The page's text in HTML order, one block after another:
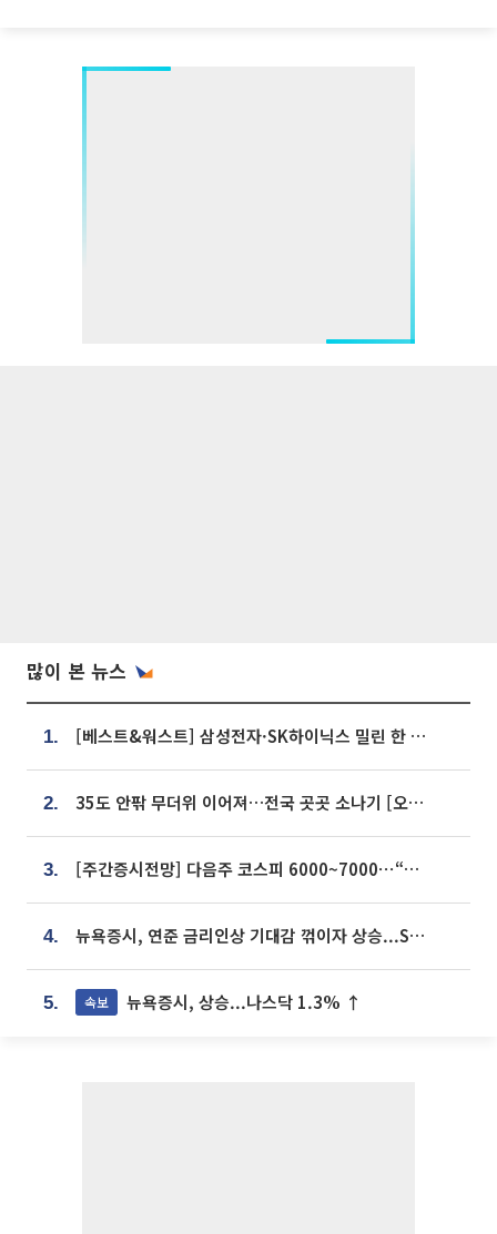
많이 본 뉴스
1. [베스트&워스트] 삼성전자·SK하이닉스 밀린 한 주…상상인증권은 85% 급등
2. 35도 안팎 무더위 이어져…전국 곳곳 소나기 [오늘 날씨]
3. [주간증시전망] 다음주 코스피 6000~7000⋯“外人 수급은 정책이 변수”
4. 뉴욕증시, 연준 금리인상 기대감 꺾이자 상승...S&P500 사상 최고치 [종합]
5. 속보 뉴욕증시, 상승...나스닥 1.3% ↑